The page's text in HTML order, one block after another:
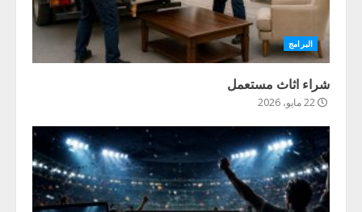
البرامج
شراء اثاث مستعمل